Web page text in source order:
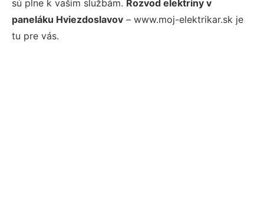
sú plne k vašim službám. Rozvod elektriny v
paneláku Hviezdoslavov – www.moj-elektrikar.sk je
tu pre vás.